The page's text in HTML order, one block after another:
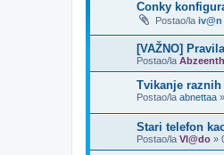
Conky
Postao/la iv@n
[VAŽNO]
Postao/la Abzeenth
Tvikanje
Postao/la abnettaa »
Stari telefon
Postao/la Vl@do »